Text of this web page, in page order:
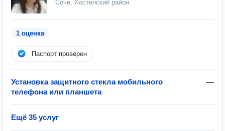
Сочи, Хостинский район
1 оценка
Паспорт проверен
Установка защитного стекла мобильного
телефона или планшета
—
Ещё 35 услуг